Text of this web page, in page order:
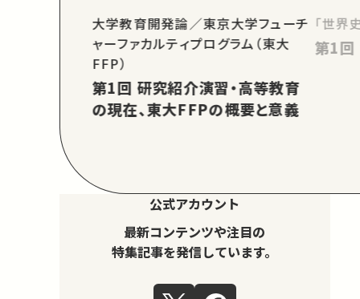
大学教育開発論／東京大学フューチ
ャーファカルティプログラム（東大
FFP）
第1回 研究紹介演習・高等教育
の現在、東大FFPの概要と意義
「世界
公式アカウント
最新コンテンツや注目の
特集記事を発信しています。